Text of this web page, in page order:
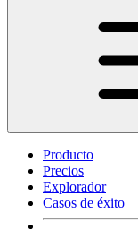
Producto
Precios
Explorador
Casos de éxito